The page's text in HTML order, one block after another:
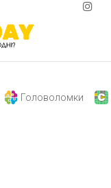
Головоломки